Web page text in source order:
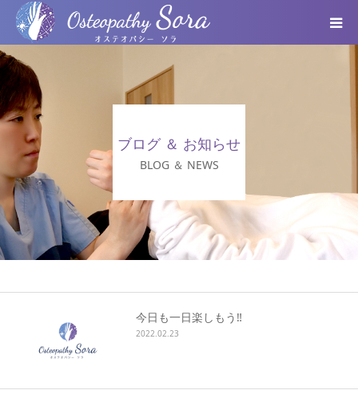
ブログ ＆ お知らせ
BLOG ＆ NEWS
今日も一日楽しもう‼️
2022.02.23
SEMINAR
VOICE
BLOG ＆ NEWS
個人情報保護方針
キャンセルポリシー